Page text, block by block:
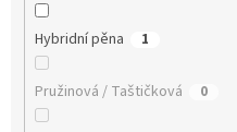
Hybridní pěna 1
Pružinová / Taštičková 0